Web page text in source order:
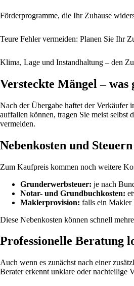
Förderprogramme, die Ihr Zuhause
Teure Fehler vermeiden: Planen Sie Ihr
Klima, Lage und Instandhaltung – den
Versteckte Mängel –
Nach der Übergabe haftet der Verkäufer
auffallen können, tragen Sie meist selbst
vermeiden.
Nebenkosten und
Zum Kaufpreis kommen noch weitere
Grunderwerbsteuer: je nach
Notar- und Grundbuchkosten:
Maklerprovision: falls ein Makler
Diese Nebenkosten können schnell
Professionelle Beratung
Auch wenn es zunächst nach einer
Berater erkennt unklare oder nachteilige